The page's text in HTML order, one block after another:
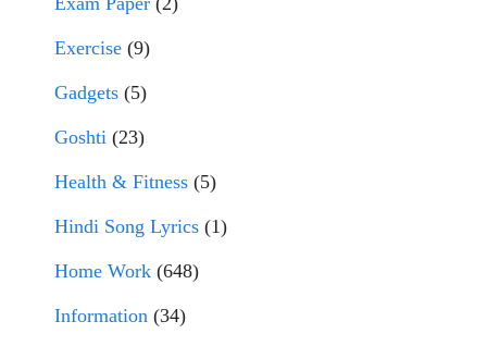
Exercise (9)
Gadgets (5)
Goshti (23)
Health & Fitness (5)
Hindi Song Lyrics (1)
Home Work (648)
Information (34)